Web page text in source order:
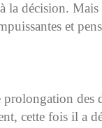
la décision.
et
des
cette fois il a